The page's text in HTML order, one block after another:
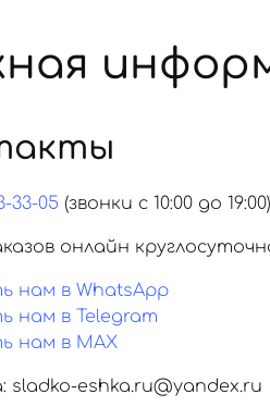
33-05 (звонки с 10:00 до 19:00)
онлайн
нам в WhatsApp
нам в Telegram
нам в MAX
sladko-eshka.ru@yandex.ru